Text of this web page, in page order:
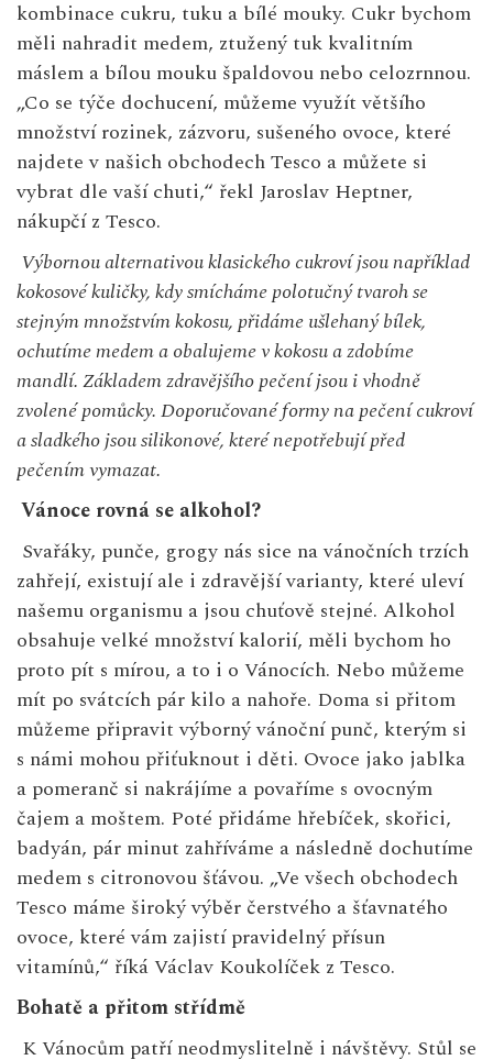
kombinace cukru, tuku a bílé mouky. Cukr bychom
měli nahradit medem, ztužený tuk kvalitním
máslem a bílou mouku špaldovou nebo celozrnnou.
„Co se týče dochucení, můžeme využít většího
množství rozinek, zázvoru, sušeného ovoce, které
najdete v našich obchodech Tesco a můžete si
vybrat dle vaší chuti,“ řekl Jaroslav Heptner,
nákupčí z Tesco.
Výbornou alternativou klasického cukroví jsou například
kokosové kuličky, kdy smícháme polotučný tvaroh se
stejným množstvím kokosu, přidáme ušlehaný bílek,
ochutíme medem a obalujeme v kokosu a zdobíme
mandlí. Základem zdravějšího pečení jsou i vhodně
zvolené pomůcky. Doporučované formy na pečení cukroví
a sladkého jsou silikonové, které nepotřebují před
pečením vymazat.
Vánoce rovná se alkohol?
Svařáky, punče, grogy nás sice na vánočních trzích
zahřejí, existují ale i zdravější varianty, které uleví
našemu organismu a jsou chuťově stejné. Alkohol
obsahuje velké množství kalorií, měli bychom ho
proto pít s mírou, a to i o Vánocích. Nebo můžeme
mít po svátcích pár kilo a nahoře. Doma si přitom
můžeme připravit výborný vánoční punč, kterým si
s námi mohou přiťuknout i děti. Ovoce jako jablka
a pomeranč si nakrájíme a povaříme s ovocným
čajem a moštem. Poté přidáme hřebíček, skořici,
badyán, pár minut zahříváme a následně dochutíme
medem s citronovou šťávou. „Ve všech obchodech
Tesco máme široký výběr čerstvého a šťavnatého
ovoce, které vám zajistí pravidelný přísun
vitamínů,“ říká Václav Koukolíček z Tesco.
Bohatě a přitom střídmě
K Vánocům patří neodmyslitelně i návštěvy. Stůl se